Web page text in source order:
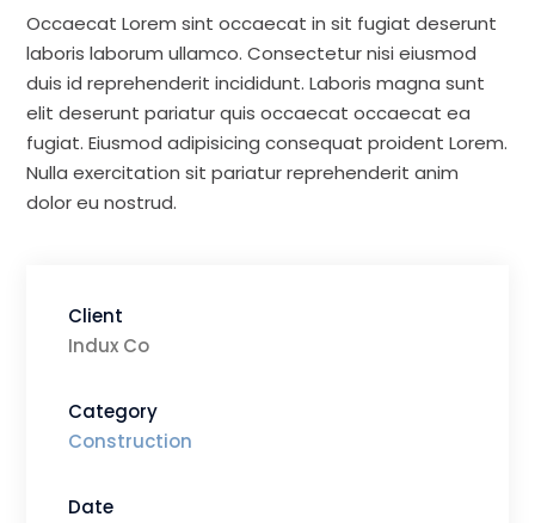
Occaecat Lorem sint occaecat in sit fugiat deserunt
laboris laborum ullamco. Consectetur nisi eiusmod
duis id reprehenderit incididunt. Laboris magna sunt
elit deserunt pariatur quis occaecat occaecat ea
fugiat. Eiusmod adipisicing consequat proident Lorem.
Nulla exercitation sit pariatur reprehenderit anim
dolor eu nostrud.
Client
Indux Co
Category
Construction
Date